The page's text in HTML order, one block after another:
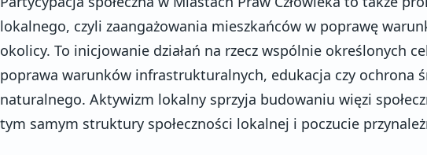
lokalnego, czyli zaangażowania mieszkańców w poprawę
okolicy. To inicjowanie działań na rzecz wspólnie określonych
poprawa warunków infrastrukturalnych, edukacja czy ochrona
naturalnego. Aktywizm lokalny sprzyja budowaniu więzi
tym samym struktury społeczności lokalnej i poczucie